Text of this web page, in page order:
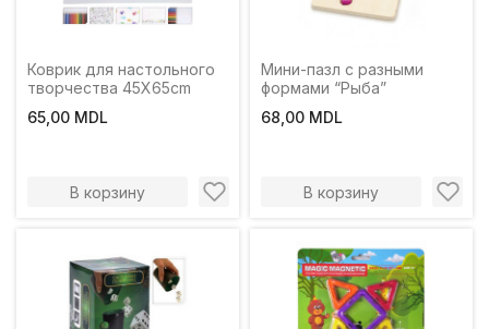
Коврик для настольного
творчества 45X65cm
65,00 MDL
В корзину
Мини-пазл с разными
формами “Рыба”
68,00 MDL
В корзину